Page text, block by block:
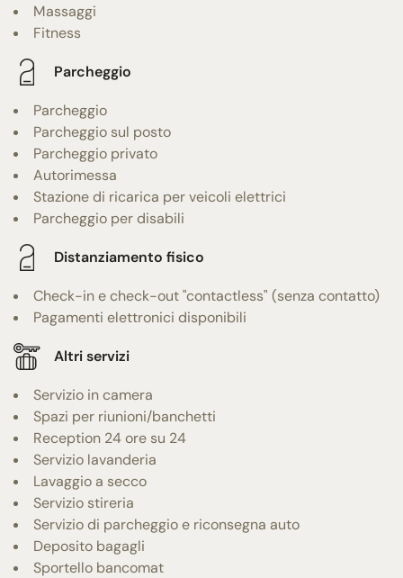
Massaggi
Fitness
Parcheggio
Parcheggio
Parcheggio sul posto
Parcheggio privato
Autorimessa
Stazione di ricarica per veicoli elettrici
Parcheggio per disabili
Distanziamento fisico
Check-in e check-out "contactless" (senza contatto)
Pagamenti elettronici disponibili
Altri servizi
Servizio in camera
Spazi per riunioni/banchetti
Reception 24 ore su 24
Servizio lavanderia
Lavaggio a secco
Servizio stireria
Servizio di parcheggio e riconsegna auto
Deposito bagagli
Sportello bancomat